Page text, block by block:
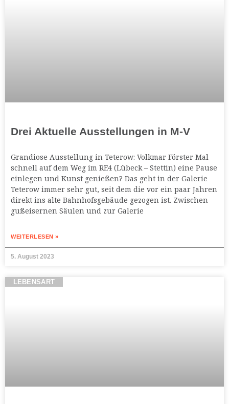
Drei Aktuelle Ausstellungen in M-V
Grandiose Ausstellung in Teterow: Volkmar Förster Mal
schnell auf dem Weg im RE4 (Lübeck – Stettin) eine Pause
einlegen und Kunst genießen? Das geht in der Galerie
Teterow immer sehr gut, seit dem die vor ein paar Jahren
direkt ins alte Bahnhofsgebäude gezogen ist. Zwischen
gußeisernen Säulen und zur Galerie
WEITERLESEN »
5. August 2023
LEBENSART